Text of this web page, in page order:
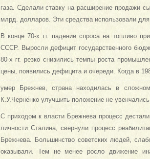
газа. Сделали ставку на расширение продажи
млрд. долларов. Эти средства использовали
В конце 70-х гг. падение спроса на топливо
СССР. Выросли дефицит государственного
80-х гг. резко снизились темпы роста
цены, появились дефицита и очереди. Когда в
умер Брежнев, страна находилась в
К.У.Черненко улучшить положение не
С приходом к власти Брежнева процесс
личности Сталина, свернули процесс
Брежнева. Большинство советских людей,
оказывали. Тем не менее росло движение